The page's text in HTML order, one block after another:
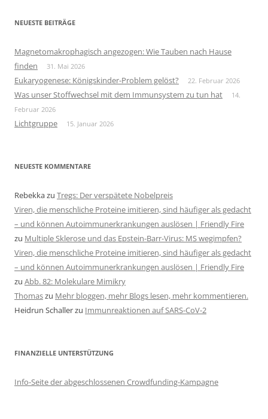
NEUESTE BEITRÄGE
Magnetomakrophagisch angezogen: Wie Tauben nach Hause
finden
31. Mai 2026
Eukaryogenese: Königskinder-Problem gelöst? 22. Februar 2026
Was unser Stoffwechsel mit dem Immunsystem zu tun hat
14.
Februar 2026
Lichtgruppe 15. Januar 2026
NEUESTE KOMMENTARE
Rebekkazu Tregs: Der verspätete Nobelpreis
Viren, die menschliche Proteine imitieren, sind häufiger als gedacht
– und können Autoimmunerkrankungen auslösen | Friendly Fire
zu Multiple Sklerose und das Epstein-Barr-Virus: MS wegimpfen?
Viren, die menschliche Proteine imitieren, sind häufiger als gedacht
– und können Autoimmunerkrankungen auslösen | Friendly Fire
zu Abb. 82: Molekulare Mimikry
Thomaszu Mehr bloggen, mehr Blogs lesen, mehr kommentieren.
Heidrun Schallerzu Immunreaktionen auf SARS-CoV-2
FINANZIELLE UNTERSTÜTZUNG
Info-Seite der abgeschlossenen Crowdfunding-Kampagne